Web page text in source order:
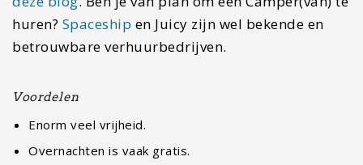
tegelijkertijd genieten van de zonsondergang.
Je ontmoet niet enorm veel medereizigers.
Je leeft altijd in een kleine ruimte.
Veel campings zijn ‘self-contained’.